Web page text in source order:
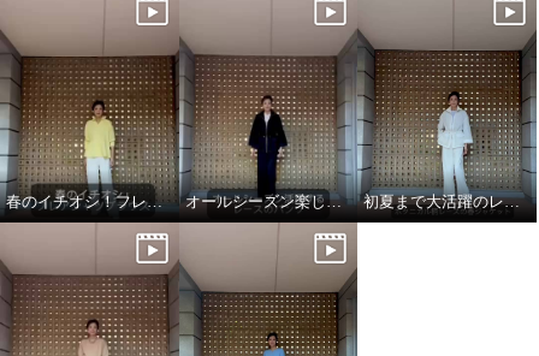
春のイチオシ！フレアシャツブラウス！ オールシーズン楽しめるレースパンツ！ 初夏まで大活躍のレースジャケット！